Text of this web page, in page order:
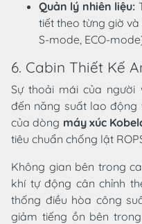
Quản lý nhiên liệu:
tiết theo từng giờ
S-mode, ECO-
6. Cabin Thiết Kế
Sự thoải mái của người
đến năng suất lao động
của dòng máy xúc
tiêu chuẩn chống lật
Không gian bên trong
khí tự động cân chỉnh
thống điều hòa công
giảm tiếng ồn bên